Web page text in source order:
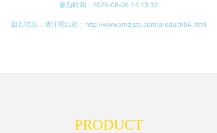
更新时间：2026-08-06 14:43:33
如若转载，请注明出处：http://www.xmzjsts.com/product/84.html
PRODUCT